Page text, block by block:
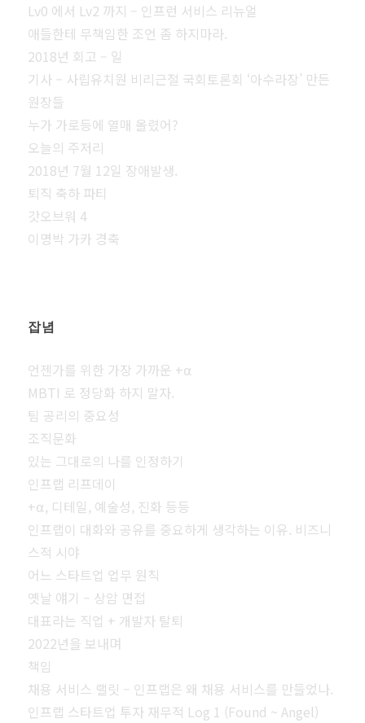
Lv0 에서 Lv2 까지 – 인프런 서비스 리뉴얼
애들한테 무책임한 조언 좀 하지마라.
2018년 회고 – 일
기사 – 사립유치원 비리근절 국회토론회 ‘아수라장’ 만든
원장들
누가 가로등에 열매 올렸어?
오늘의 주저리
2018년 7월 12일 장애발생.
퇴직 축하 파티
갓오브워 4
이명박 가카 경축
잡념
언젠가를 위한 가장 가까운 +⍺
MBTI 로 정당화 하지 말자.
팀 공리의 중요성
조직문화
있는 그대로의 나를 인정하기
인프랩 리프데이
+⍺, 디테일, 예술성, 진화 등등
인프랩이 대화와 공유를 중요하게 생각하는 이유. 비즈니
스적 시야
어느 스타트업 업무 원칙
옛날 얘기 – 상암 면접
대표라는 직업 + 개발자 탈퇴
2022년을 보내며
책임
채용 서비스 랠릿 – 인프랩은 왜 채용 서비스를 만들었나.
인프랩 스타트업 투자 재무적 Log 1 (Found ~ Angel)